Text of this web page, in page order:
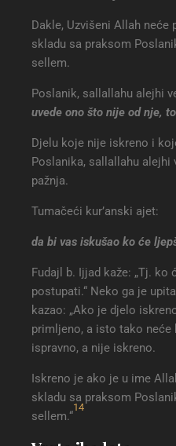
Dakle, Uzvišeni Allah
skladu sa praksom
sellem.
Poslanik, sallallahu alejhi
uvede ono što nije od nje,
Djelu koje nije iskreno i
Poslanika, sallallahu alejhi
pažnja.
Tumačeći kur’anski ajet:
da bi vas iskušao ko će
Fudajl b. Ijjad kaže: „Tj.
postupati.“ Neko ga je
kazao: „Ako je djelo
primljeno, a isto tako
ispravno, a nije iskreno.
Iskreno je ako je u ime
skladu sa praksom
sellem.“
14